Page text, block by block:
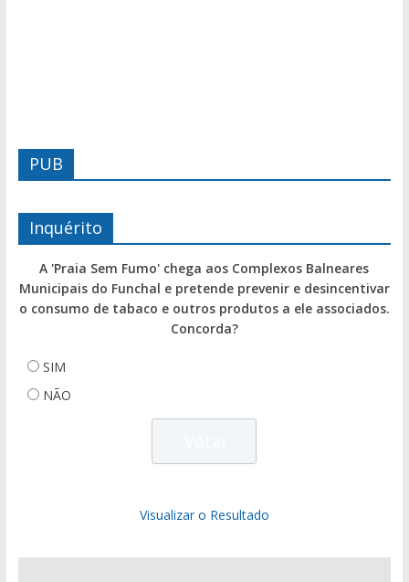
PUB
Inquérito
A 'Praia Sem Fumo' chega aos Complexos Balneares
Municipais do Funchal e pretende prevenir e desincentivar
o consumo de tabaco e outros produtos a ele associados.
Concorda?
SIM
NÃO
Visualizar o Resultado